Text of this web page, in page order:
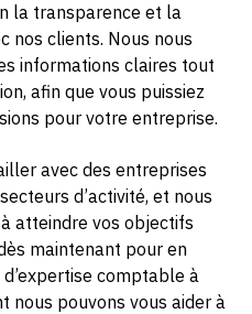
la transparence et la
nos clients. Nous nous
informations claires tout
afin que vous puissiez
pour votre entreprise.
avec des entreprises
d’activité, et nous
atteindre vos objectifs
maintenant pour en
comptable à
nous pouvons vous aider à